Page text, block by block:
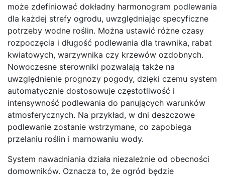
może zdefiniować dokładny harmonogram podlewania
dla każdej strefy ogrodu, uwzględniając specyficzne
potrzeby wodne roślin. Można ustawić różne czasy
rozpoczęcia i długość podlewania dla trawnika, rabat
kwiatowych, warzywnika czy krzewów ozdobnych.
Nowoczesne sterowniki pozwalają także na
uwzględnienie prognozy pogody, dzięki czemu system
automatycznie dostosowuje częstotliwość i
intensywność podlewania do panujących warunków
atmosferycznych. Na przykład, w dni deszczowe
podlewanie zostanie wstrzymane, co zapobiega
przelaniu roślin i marnowaniu wody.
System nawadniania działa niezależnie od obecności
domowników. Oznacza to, że ogród będzie